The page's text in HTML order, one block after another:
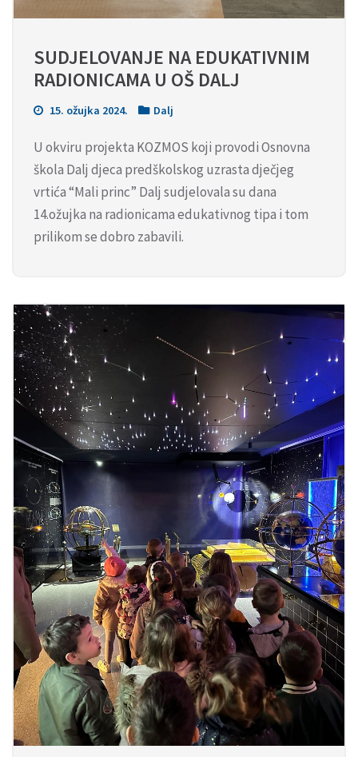
SUDJELOVANJE NA EDUKATIVNIM
RADIONICAMA U OŠ DALJ
15. ožujka 2024. Dalj
U okviru projekta KOZMOS koji provodi Osnovna
škola Dalj djeca predškolskog uzrasta dječjeg
vrtića “Mali princ” Dalj sudjelovala su dana
14.ožujka na radionicama edukativnog tipa i tom
prilikom se dobro zabavili.